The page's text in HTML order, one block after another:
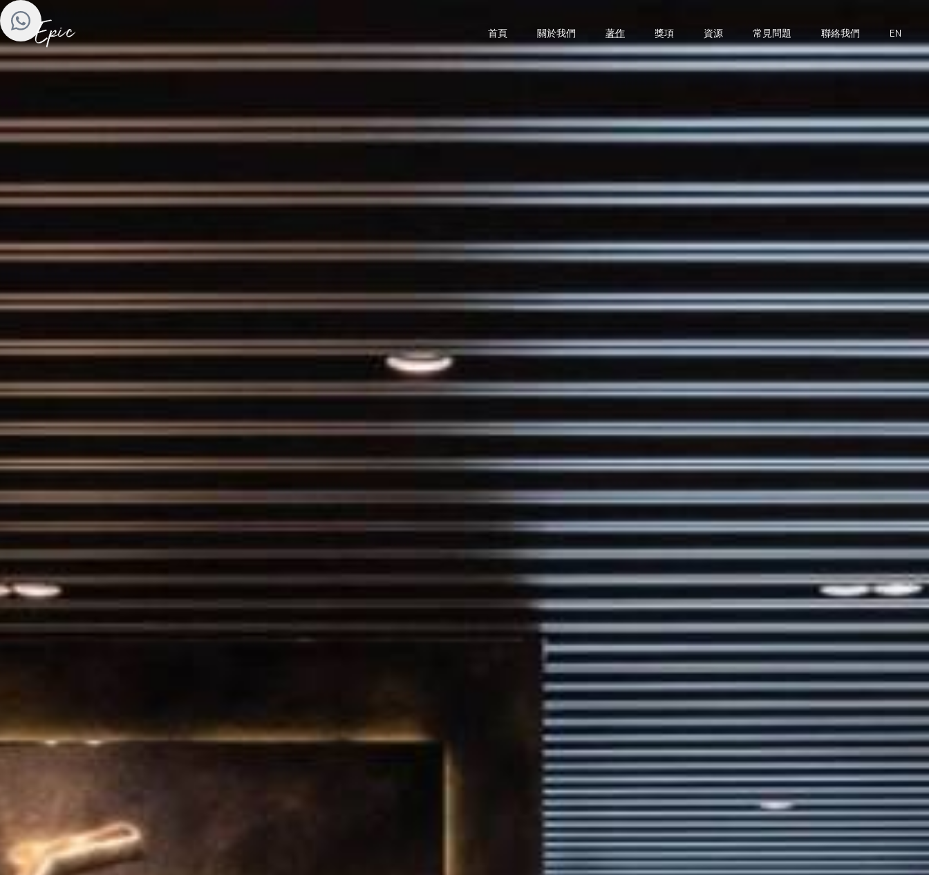
首頁 關於我們 著作 獎項 資源 常見問題 聯絡我們 EN